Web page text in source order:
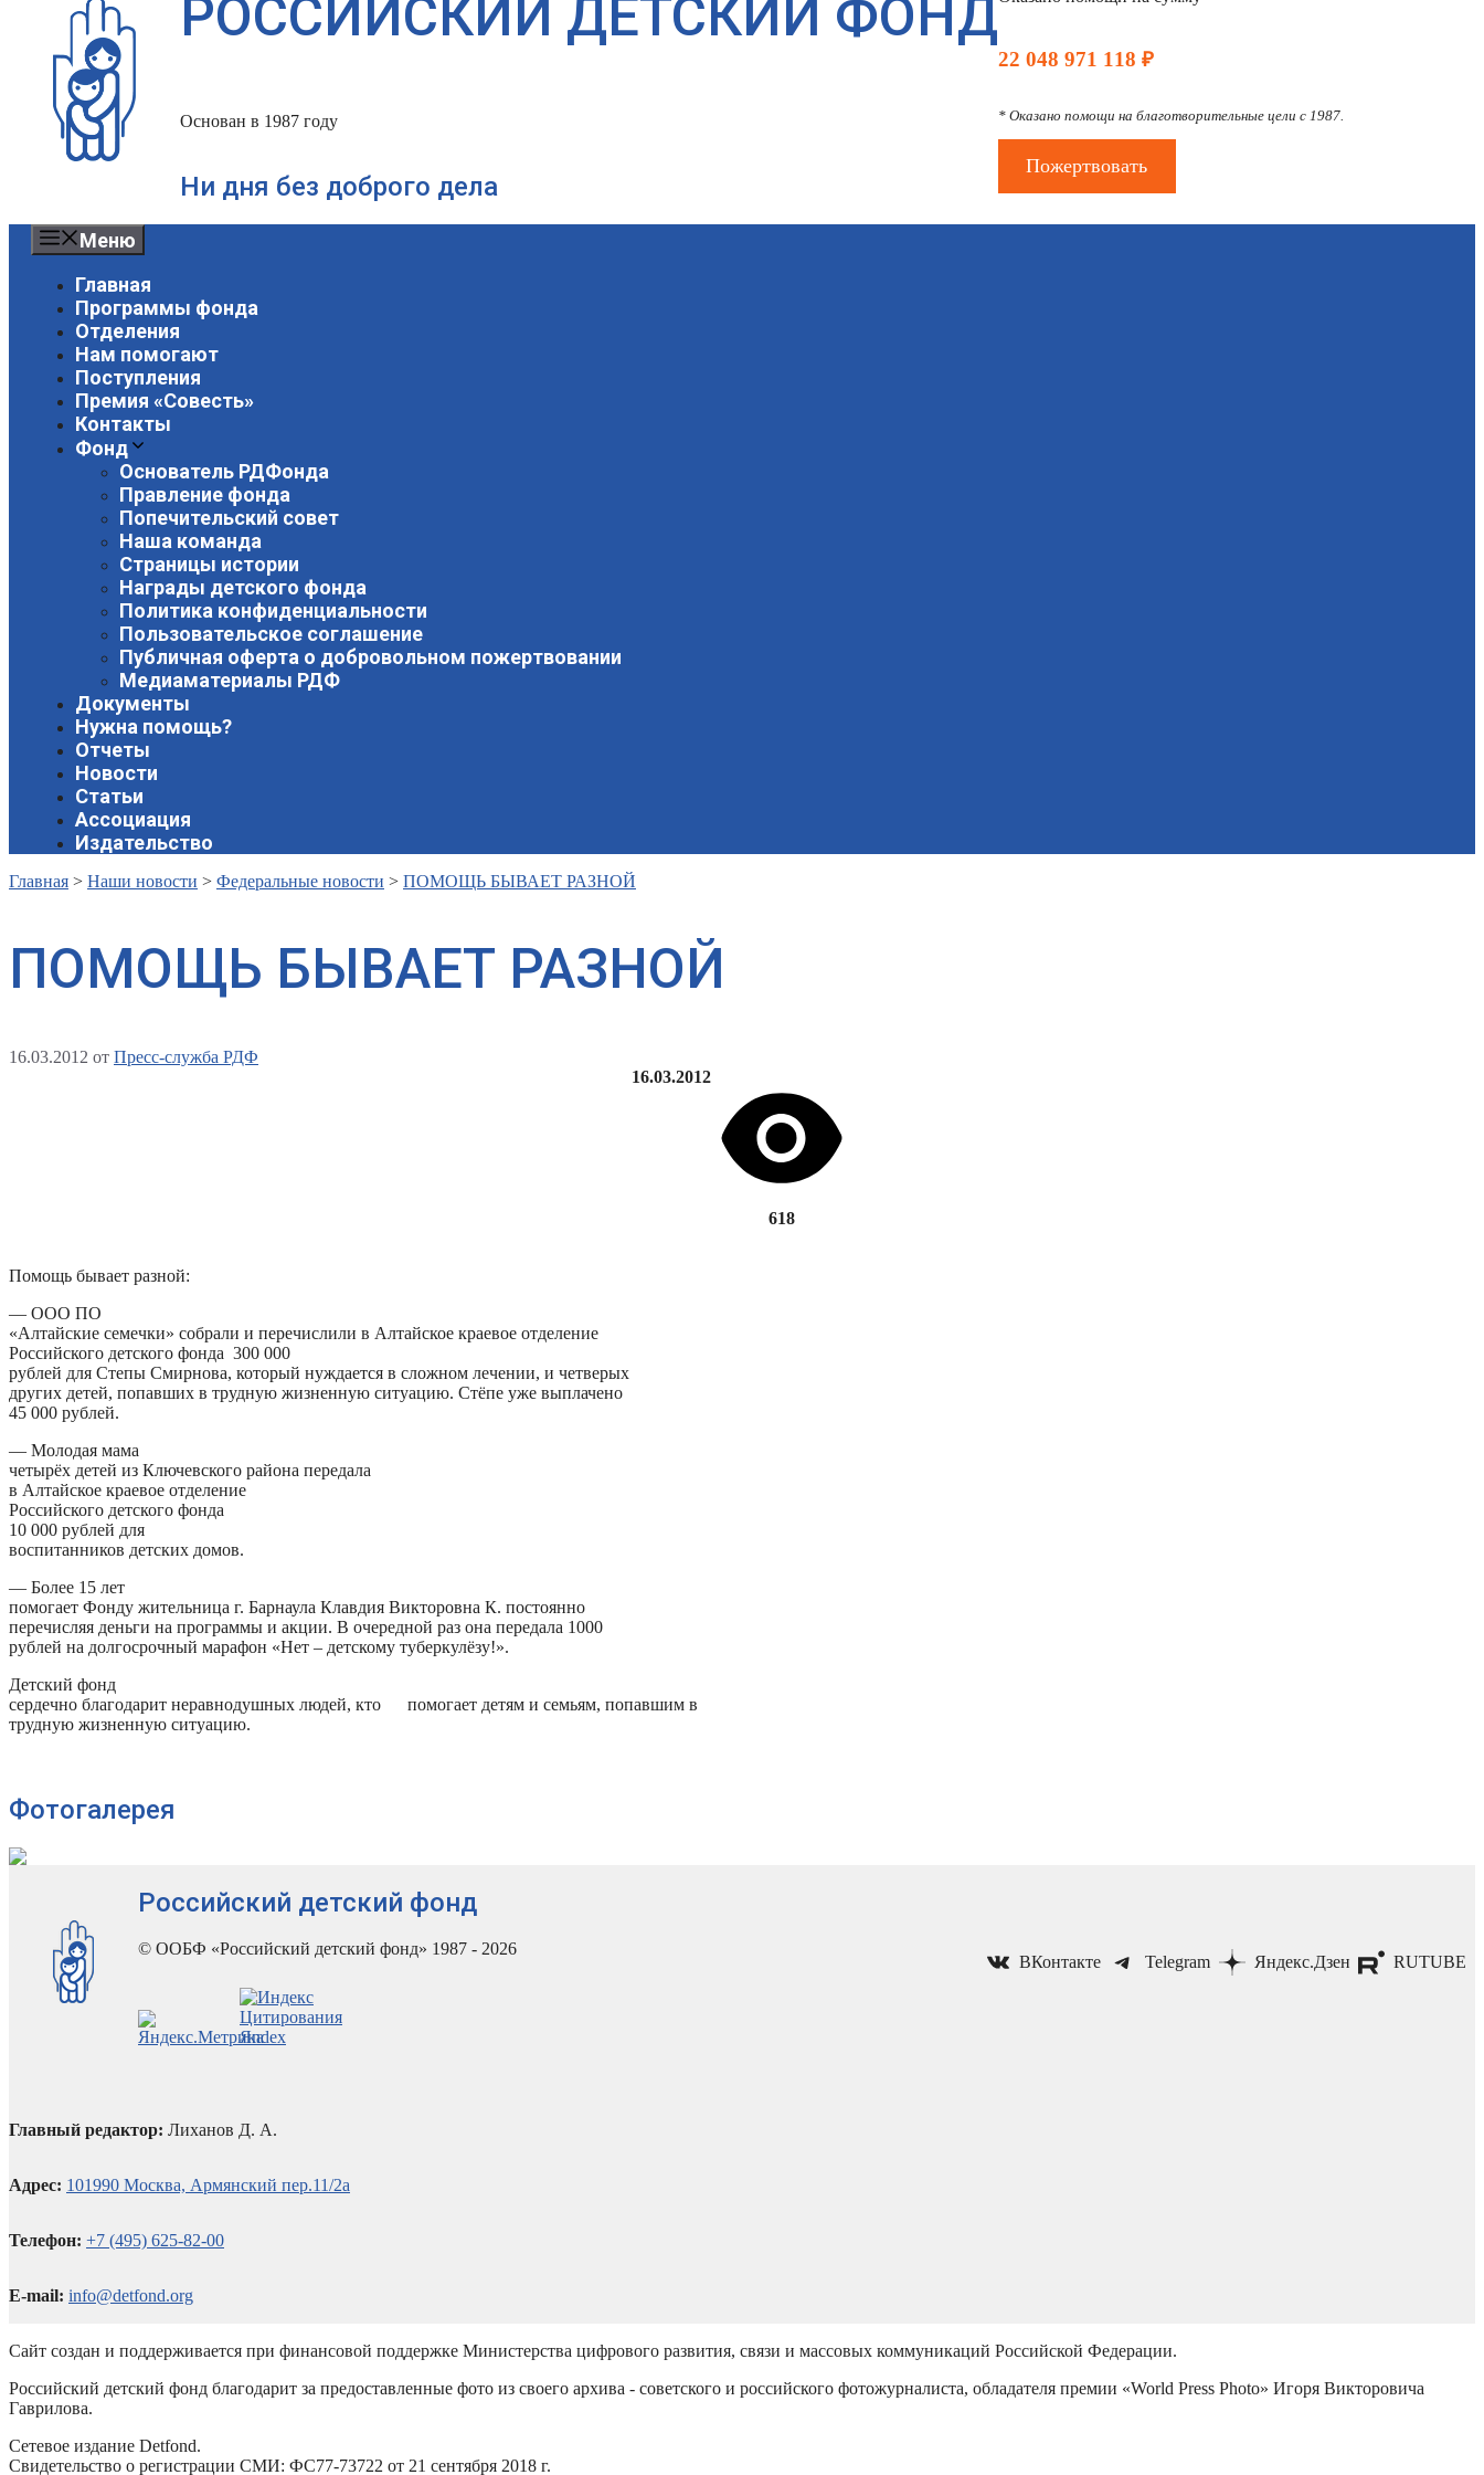
РОССИЙСКИЙ ДЕТСКИЙ ФОНД
Основан в 1987 году
Ни дня без доброго дела
22 048 971 118 ₽
* Оказано помощи на благотворительные цели с 1987.
Пожертвовать
Меню
Главная
Программы фонда
Отделения
Нам помогают
Поступления
Премия «Совесть»
Контакты
Фонд
Основатель РДФонда
Правление фонда
Попечительский совет
Наша команда
Страницы истории
Награды детского фонда
Политика конфиденциальности
Пользовательское соглашение
Публичная оферта о добровольном пожертвовании
Медиаматериалы РДФ
Документы
Нужна помощь?
Отчеты
Новости
Статьи
Ассоциация
Издательство
Главная > Наши новости > Федеральные новости > ПОМОЩЬ БЫВАЕТ РАЗНОЙ
ПОМОЩЬ БЫВАЕТ РАЗНОЙ
16.03.2012 от Пресс-служба РДФ
16.03.2012
618
Помощь бывает разной:
— ООО ПО
«Алтайские семечки» собрали и перечислили в Алтайское краевое отделение
Российского детского фонда 300 000
рублей для Степы Смирнова, который нуждается в сложном лечении, и четверых
других детей, попавших в трудную жизненную ситуацию. Стёпе уже выплачено
45 000 рублей.
— Молодая мама
четырёх детей из Ключевского района передала
в Алтайское краевое отделение
Российского детского фонда
10 000 рублей для
воспитанников детских домов.
— Более 15 лет
помогает Фонду жительница г. Барнаула Клавдия Викторовна К. постоянно
перечисляя деньги на программы и акции. В очередной раз она передала 1000
рублей на долгосрочный марафон «Нет – детскому туберкулёзу!».
Детский фонд
сердечно благодарит неравнодушных людей, кто помогает детям и семьям, попавшим в
трудную жизненную ситуацию.
Фотогалерея
Российский детский фонд
© ООБФ «Российский детский фонд» 1987 - 2026
ВКонтакте Telegram Яндекс.Дзен RUTUBE
Главный редактор: Лиханов Д. А.
Адрес: 101990 Москва, Армянский пер.11/2а
Телефон: +7 (495) 625-82-00
E-mail: info@detfond.org
Сайт создан и поддерживается при финансовой поддержке Министерства цифрового развития, связи и массовых коммуникаций Российской Федерации.
Российский детский фонд благодарит за предоставленные фото из своего архива - советского и российского фотожурналиста, обладателя премии «World Press Photo» Игоря Викторовича
Гаврилова.
Сетевое издание Detfond.
Свидетельство о регистрации СМИ: ФС77-73722 от 21 сентября 2018 г.